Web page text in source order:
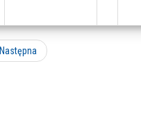
Następna